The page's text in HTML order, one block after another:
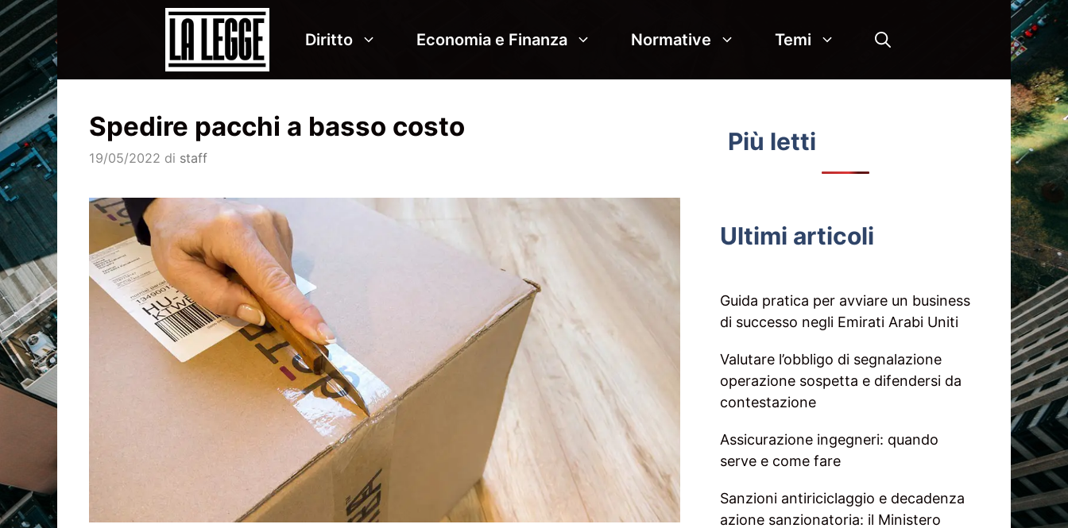
Vai
al
contenuto
Diritto Economia e Finanza Normative Temi
Spedire pacchi a basso costo
19/05/2022 di staff
Più letti
Ultimi articoli
Guida pratica per avviare un business
di successo negli Emirati Arabi Uniti
Valutare l’obbligo di segnalazione
operazione sospetta e difendersi da
contestazione
Assicurazione ingegneri: quando
serve e come fare
Sanzioni antiriciclaggio e decadenza
azione sanzionatoria: il Ministero